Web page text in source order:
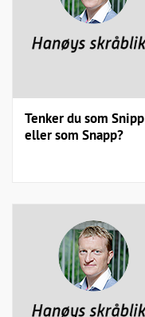
Tenker du som Snipp
eller som Snapp?